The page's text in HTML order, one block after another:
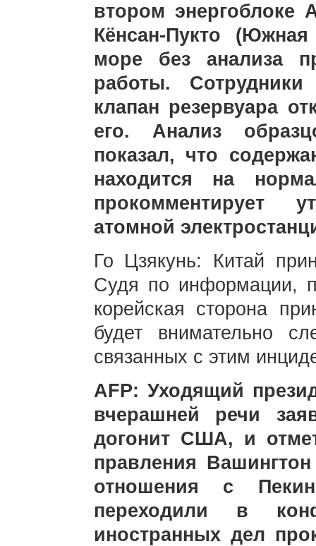
втором энергоблоке
Кёнсан-Пукто
море без анализа
работы.
клапан резервуара
его. Анализ
показал, что
находится на
прокомментирует
атомной
Го Цзякунь: Китай
Судя по информации,
корейская сторона
будет внимательно
связанных с этим
AFP: Уходящий
вчерашней речи
догонит США, и
правления
отношения с
переходили в
иностранных дел